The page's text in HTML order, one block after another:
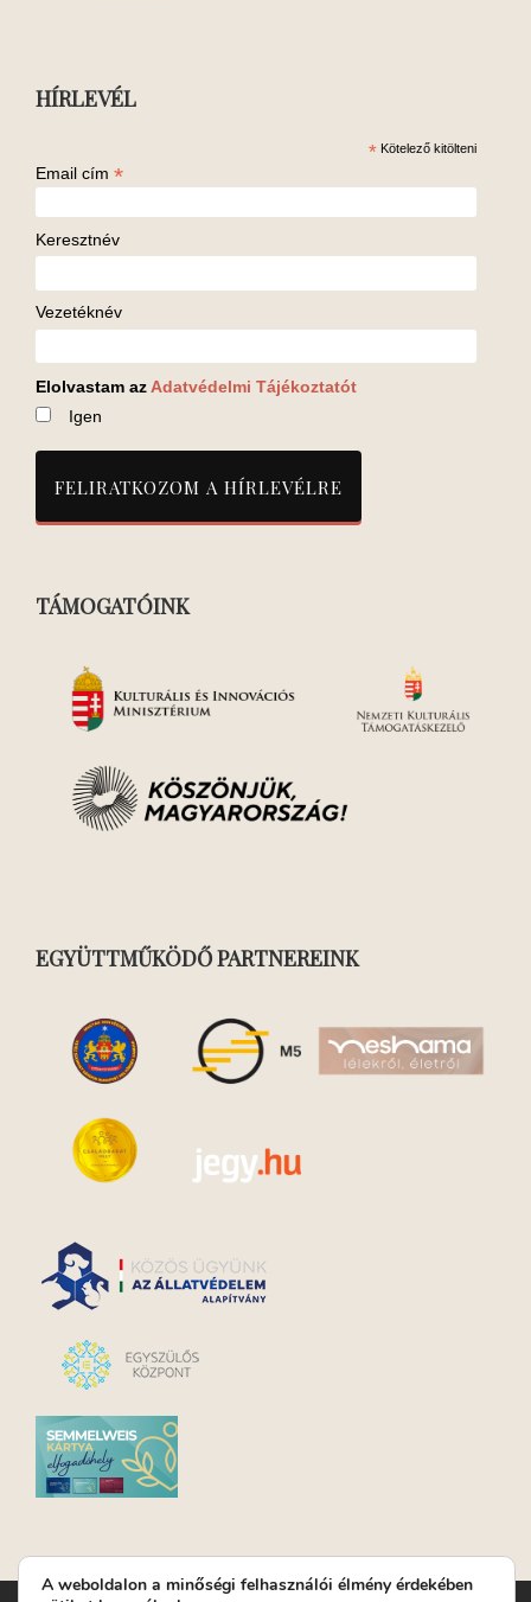
HÍRLEVÉL
* Kötelező kitölteni
Email cím *
Keresztnév
Vezetéknév
Elolvastam az Adatvédelmi Tájékoztatót
Igen
TÁMOGATÓINK
EGYÜTTMŰKÖDŐ PARTNEREINK
A weboldalon a minőségi felhasználói élmény érdekében